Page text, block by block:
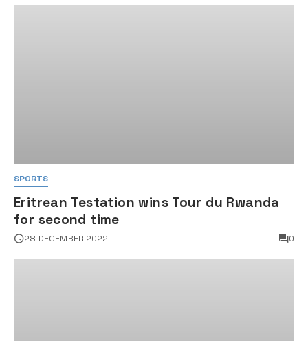
SPORTS
Eritrean Testation wins Tour du Rwanda
for second time
28 DECEMBER 2022 0